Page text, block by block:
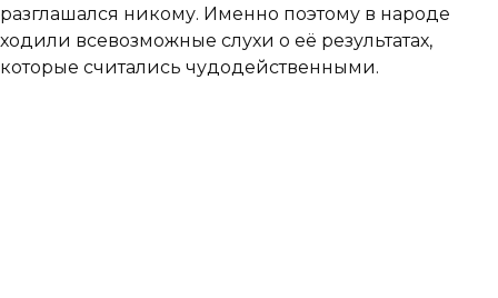
разглашался никому. Именно поэтому в народе
ходили всевозможные слухи о её результатах,
которые считались чудодейственными.